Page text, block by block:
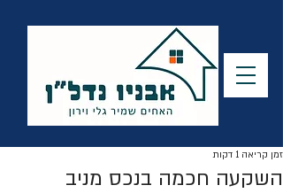
השקעה חכמה בנכס מניב
זמן קריאה 1 דקות